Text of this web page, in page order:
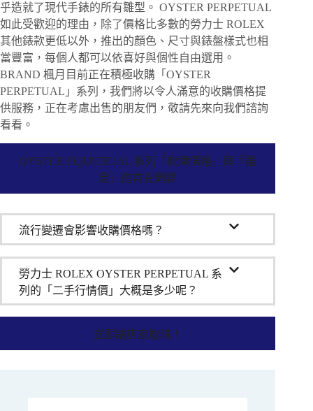
乎造就了現代手錶的所有雛型。 OYSTER PERPETUAL
如此受歡迎的理由，除了價格比多數的勞力士 ROLEX
其他錶款更低以外，推出的顏色、尺寸與錶盤樣式也相
當豐富，每個人都可以依喜好與個性自由選用。
BRAND 楓月目前正在積極收購「OYSTER
PERPETUAL」系列，我們將以令人滿意的收購價格提
供服務，正在考慮出售的朋友們，敬請先來向我們諮詢
看看。
OYSTER PERPETUAL 系列「收購價格」與「鑑
定」的常見問題
流行變遷會影響收購價格嗎？
勞力士 ROLEX OYSTER PERPETUAL 系
列的「二手行情價」大概是多少呢？
立即請店家收購！